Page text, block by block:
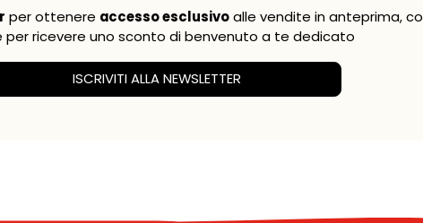
per ottenere accesso esclusivoalle vendite in anteprima,
per ricevere uno sconto di benvenuto a te dedicato
ISCRIVITI ALLA NEWSLETTER